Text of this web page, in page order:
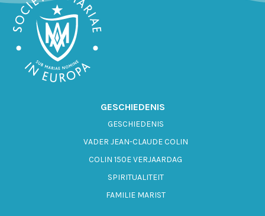
GESCHIEDENIS
GESCHIEDENIS
VADER JEAN-CLAUDE COLIN
COLIN 150E VERJAARDAG
SPIRITUALITEIT
FAMILIE MARIST